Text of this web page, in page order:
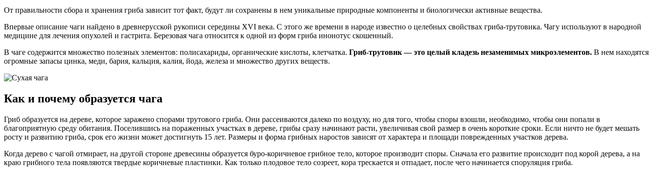
От правильности сбора и хранения гриба зависит тот факт, будут ли сохранены в нем уникальные природные компоненты и биологически активные вещества.
Впервые описание чаги найдено в древнерусской рукописи середины XVI века. С этого же времени в народе известно о целебных свойствах гриба-трутовика. Чагу используют в народной
медицине для лечения опухолей и гастрита. Березовая чага относится к одной из форм гриба инонотус скошенный.
В чаге содержится множество полезных элементов: полисахариды, органические кислоты, клетчатка. Гриб-трутовик — это целый кладезь незаменимых микроэлементов. В нем находятся
огромные запасы цинка, меди, бария, кальция, калия, йода, железа и множество других веществ.
Как и почему образуется чага
Гриб образуется на дереве, которое заражено спорами трутового гриба. Они рассеиваются далеко по воздуху, но для того, чтобы споры взошли, необходимо, чтобы они попали в
благоприятную среду обитания. Поселившись на пораженных участках в дереве, грибы сразу начинают расти, увеличивая свой размер в очень короткие сроки. Если ничто не будет мешать
росту и развитию гриба, срок его жизни может достигнуть 15 лет. Размеры и форма грибных наростов зависят от характера и площади поврежденных участков дерева.
Когда дерево с чагой отмирает, на другой стороне древесины образуется буро-коричневое грибное тело, которое производит споры. Сначала его развитие происходит под корой дерева, а на
краю грибного тела появляются твердые коричневые пластинки. Как только плодовое тело созреет, кора трескается и отпадает, после чего начинается споруляция гриба.